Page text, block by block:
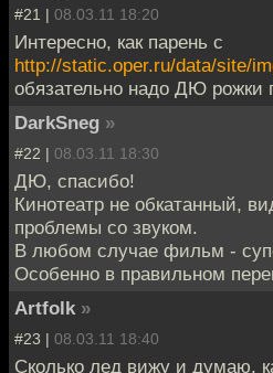
#21 | 08.03.11 18:20
Интересно, как парень с
http://static.oper.ru/data/site/
обязательно надо ДЮ рожки
DarkSneg »
#22 | 08.03.11 18:30
ДЮ, спасибо!
Кинотеатр не обкатанный,
проблемы со звуком.
В любом случае фильм -
Особенно в правильном
Artfolk »
#23 | 08.03.11 18:40
Сколько лед вижу и думаю,